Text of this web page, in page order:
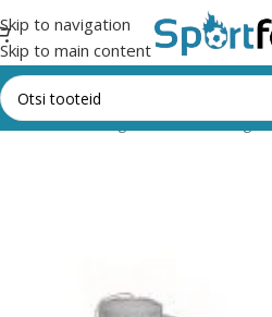
Skip to navigation
Skip to main content
Kõik kategooriad Pallimängud